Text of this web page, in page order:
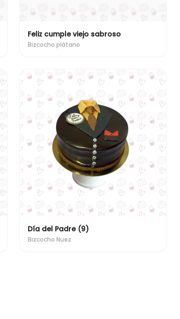
Feliz cumple viejo sabroso
Bizcocho plátano
Día del Padre (9)
Bizcocho Nuez